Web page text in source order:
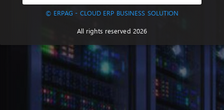
© ERPAG - CLOUD ERP BUSINESS SOLUTION
All rights reserved 2026